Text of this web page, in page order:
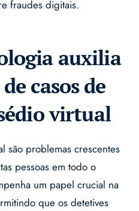
fraudes digitais.
auxilia
casos de
virtual
são problemas crescentes
pessoas em todo o
um papel crucial na
que os detetives